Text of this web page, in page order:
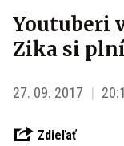
Youtuberi
Zika si
27. 09. 2017
Zdieľať